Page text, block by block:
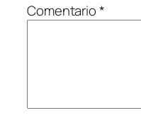
Comentario*